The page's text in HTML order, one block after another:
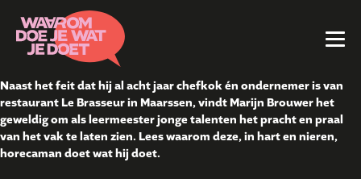
Naast het feit dat hij al acht jaar chefkok én ondernemer is van
restaurant Le Brasseur in Maarssen, vindt Marijn Brouwer het
geweldig om als leermeester jonge talenten het pracht en praal
van het vak te laten zien. Lees waarom deze, in hart en nieren,
horecaman doet wat hij doet.